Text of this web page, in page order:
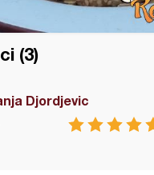
(3)
Djordjevic